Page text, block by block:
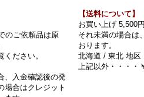
のご依頼品は原
ださい。
、入金確認後の発
場合はクレジット
【送料について】
お買い上げ 5,500
それ未満の場合は
おります。
北海道 / 東北 地区
上記以外・・・・